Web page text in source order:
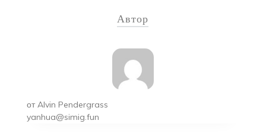
Автор
от Alvin Pendergrass
yanhua@simig.fun